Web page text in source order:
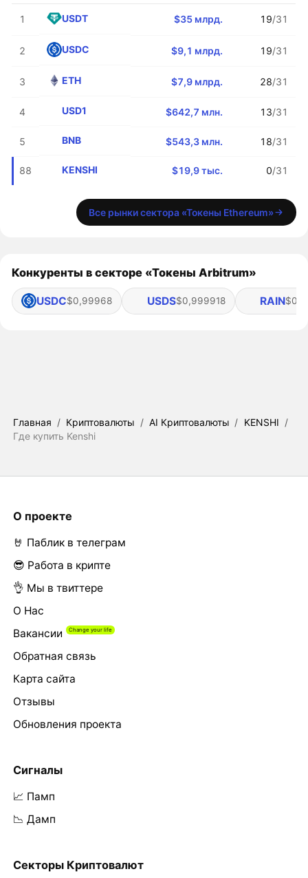
1 USDT $35 млрд. 19/31
2 USDC $9,1 млрд. 19/31
3 ETH $7,9 млрд. 28/31
4 USD1 $642,7 млн. 13/31
5 BNB $543,3 млн. 18/31
88 KENSHI $19,9 тыс. 0/31
Все рынки сектора «Токены Ethereum»
Конкуренты в секторе «Токены Arbitrum»
USDC$0,99968 USDS$0,999918 RAIN
Главная / Криптовалюты / AI Криптовалюты / KENSHI /
Где купить Kenshi
О проекте
🤘 Паблик в телеграм
😎 Работа в крипте
👌 Мы в твиттере
О Нас
Вакансии
Обратная связь
Карта сайта
Отзывы
Обновления проекта
Сигналы
📈 Памп
📉 Дамп
Секторы Криптовалют